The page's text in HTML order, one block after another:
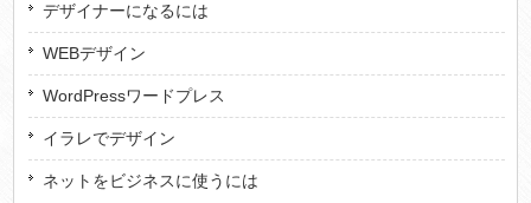
デザイナーになるには
WEBデザイン
WordPressワードプレス
イラレでデザイン
ネットをビジネスに使うには